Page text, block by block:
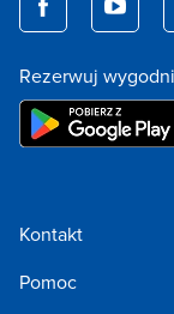
Rezerwuj
Kontakt
Pomoc